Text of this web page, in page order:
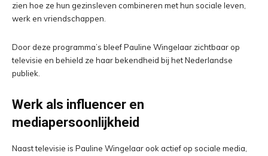
zien hoe ze hun gezinsleven combineren met hun sociale leven,
werk en vriendschappen.
Door deze programma’s bleef Pauline Wingelaar zichtbaar op
televisie en behield ze haar bekendheid bij het Nederlandse
publiek.
Werk als influencer en
mediapersoonlijkheid
Naast televisie is Pauline Wingelaar ook actief op sociale media,